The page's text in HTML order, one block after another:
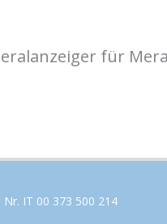
für
IT 00 373 500 214